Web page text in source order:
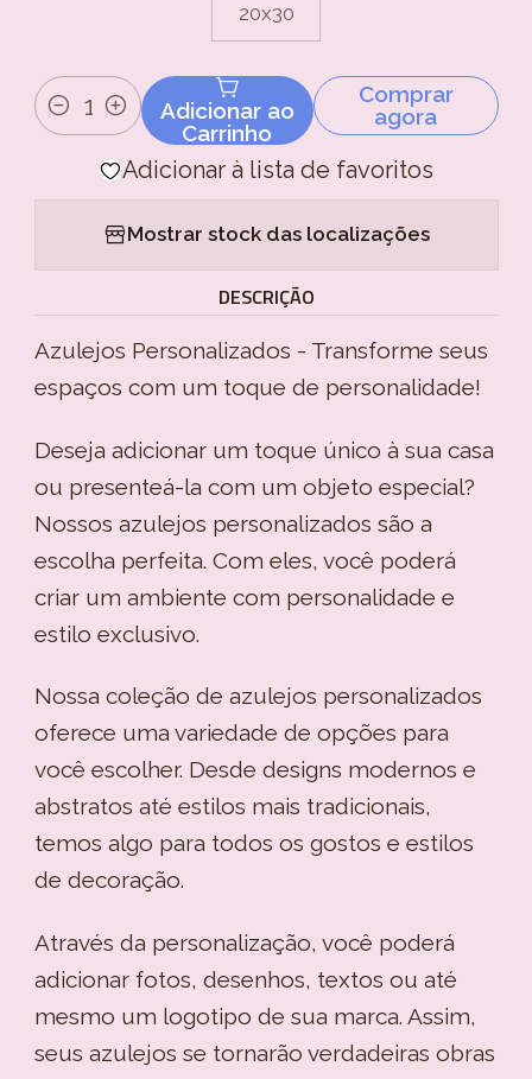
20x30
Quantidade
Adicionar ao
Carrinho
Comprar
agora
Adicionar à lista de favoritos
Mostrar stock das localizações
DESCRIÇÃO
Azulejos Personalizados - Transforme seus
espaços com um toque de personalidade!
Deseja adicionar um toque único à sua casa
ou presenteá-la com um objeto especial?
Nossos azulejos personalizados são a
escolha perfeita. Com eles, você poderá
criar um ambiente com personalidade e
estilo exclusivo.
Nossa coleção de azulejos personalizados
oferece uma variedade de opções para
você escolher. Desde designs modernos e
abstratos até estilos mais tradicionais,
temos algo para todos os gostos e estilos
de decoração.
Através da personalização, você poderá
adicionar fotos, desenhos, textos ou até
mesmo um logotipo de sua marca. Assim,
seus azulejos se tornarão verdadeiras obras